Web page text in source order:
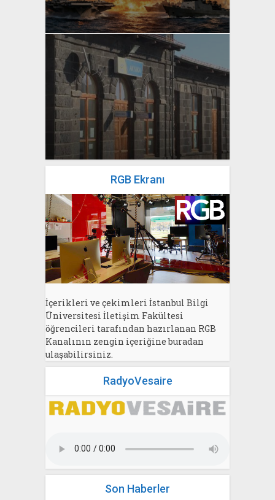
yazan
Bahri Ak
RGB Ekranı
İçerikleri ve çekimleri İstanbul Bilgi
Üniversitesi İletişim Fakültesi
öğrencileri tarafından hazırlanan RGB
Kanalının zengin içeriğine buradan
ulaşabilirsiniz.
RadyoVesaire
Son Haberler